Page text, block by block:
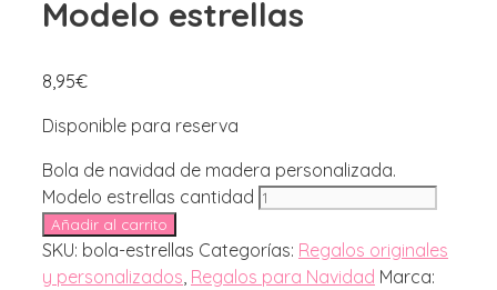
Modelo estrellas
8,95€
Disponible para reserva
Bola de navidad de madera personalizada.
Modelo estrellas cantidad
Añadir al carrito
SKU: bola-estrellas Categorías: Regalos originales
y personalizados Regalos para Navidad Marca: